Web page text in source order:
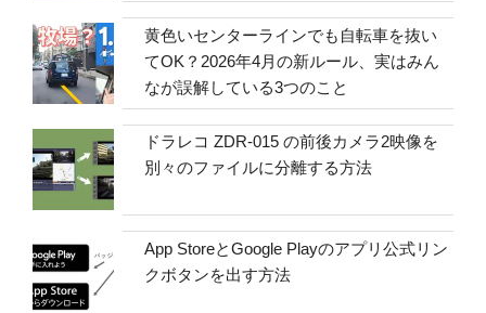
黄色いセンターラインでも自転車を抜い
てOK？2026年4月の新ルール、実はみん
なが誤解している3つのこと
ドラレコ ZDR-015 の前後カメラ2映像を
別々のファイルに分離する方法
App StoreとGoogle Playのアプリ公式リン
クボタンを出す方法